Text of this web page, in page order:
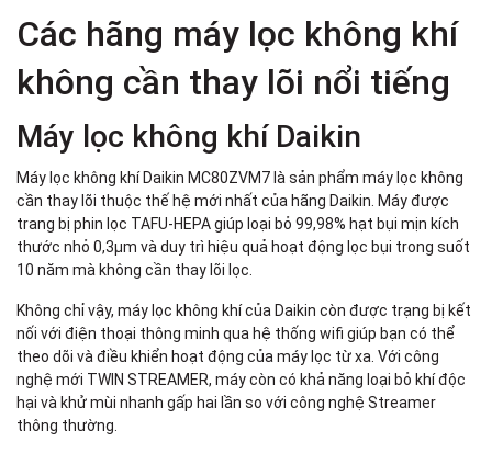
Các hãng máy lọc không khí
không cần thay lõi nổi tiếng
Máy lọc không khí Daikin
Máy lọc không khí Daikin MC80ZVM7 là sản phẩm máy lọc không
cần thay lõi thuộc thế hệ mới nhất của hãng Daikin. Máy được
trang bị phin lọc TAFU-HEPA giúp loại bỏ 99,98% hạt bụi mịn kích
thước nhỏ 0,3µm và duy trì hiệu quả hoạt động lọc bụi trong suốt
10 năm mà không cần thay lõi lọc.
Không chỉ vậy, máy lọc không khí của Daikin còn được trạng bị kết
nối với điện thoại thông minh qua hệ thống wifi giúp bạn có thể
theo dõi và điều khiển hoạt động của máy lọc từ xa. Với công
nghệ mới TWIN STREAMER, máy còn có khả năng loại bỏ khí độc
hại và khử mùi nhanh gấp hai lần so với công nghệ Streamer
thông thường.